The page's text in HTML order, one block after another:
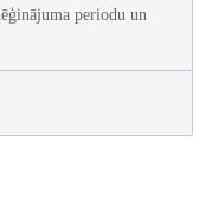
periodu un